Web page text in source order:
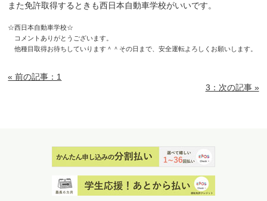
また免許取得するときも西日本自動車学校がいいです。
☆西日本自動車学校☆
コメントありがとうございます。
他種目取得お待ちしていります＾＾その日まで、安全運転よろしくお願いします。
« 前の記事：1
3：次の記事 »